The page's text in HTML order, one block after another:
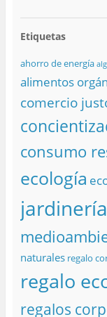
Etiquetas
ahorro de energía
alimentos
comercio
consumo
ecología
jardinería
naturales regalo
regalo
regalos